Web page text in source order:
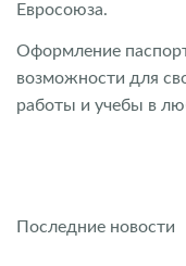
Евросоюза.
Оформление
возможности для
работы и учебы в
Последние новости